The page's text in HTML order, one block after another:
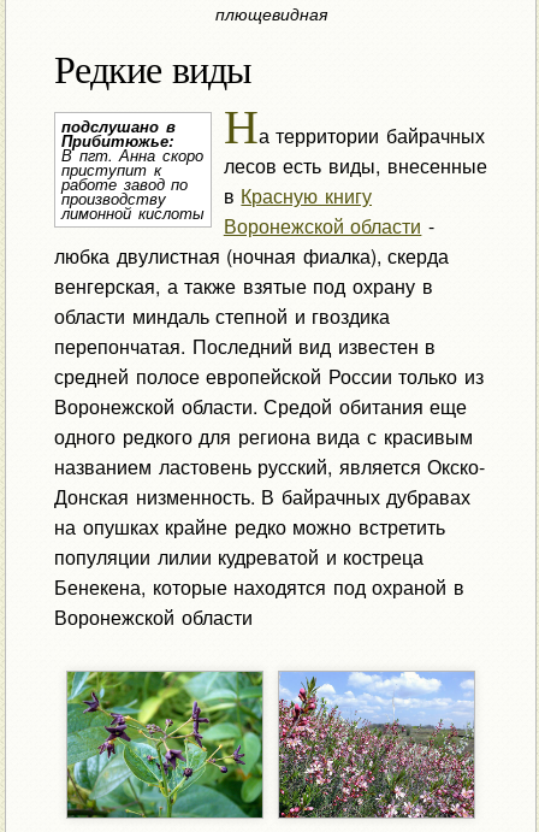
плющевидная
Редкие виды
подслушано в
Прибитюжье:
В пгт. Анна скоро
приступит к
работе завод по
производству
лимонной кислоты
На территории байрачных
лесов есть виды, внесенные
в Красную книгу
Воронежской области -
любка двулистная (ночная фиалка), скерда
венгерская, а также взятые под охрану в
области миндаль степной и гвоздика
перепончатая. Последний вид известен в
средней полосе европейской России только из
Воронежской области. Средой обитания еще
одного редкого для региона вида с красивым
названием ластовень русский, является Окско-
Донская низменность. В байрачных дубравах
на опушках крайне редко можно встретить
популяции лилии кудреватой и костреца
Бенекена, которые находятся под охраной в
Воронежской области